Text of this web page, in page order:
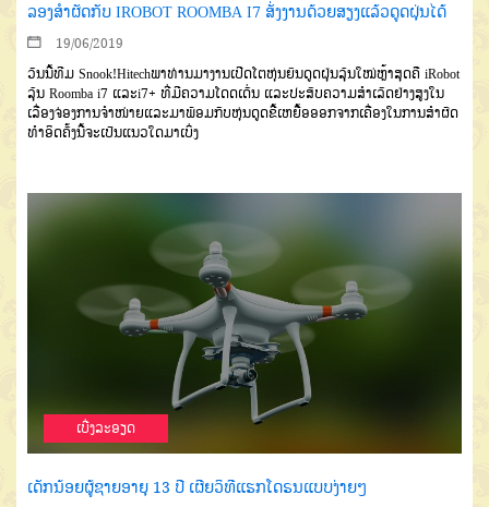
ລອງສຳຜັດກັບ IROBOT ROOMBA I7 ສັ່ງງານດ້ວຍສຽງແລ້ວດູດຝຸ່ນໄດ້
19/06/2019
ວັນນີ້ທີມ Snook!Hitechພາທ່ານມາງານເປີດໂຕຫຸ່ນຍົນດູດຝຸ່ນລຸ້ນໃໝ່ຫຼ້າສຸດຄື iRobot
ລຸ້ນ Roomba i7 ແລະi7+ ທີ່ມີຄວາມໂດດເດັ່ນ ແລະປະສົບຄວາມສຳເລັດຢ່າງສູງໃນ
ເລື່ອງຈ່ອງການຈຳໜ່າຍແລະມາພ້ອມກັບຫຸ່ນດູດຂີ້ເຫຍື້ອອອກຈາກເຄື່ອງໃນການສຳຜັດ
ທຳອິດຄັ້ງນີ້ຈະເປັນແນວໃດມາເບິ່ງ
ເບີ່ງລະອຽດ
ເດັກນ້ອຍຜູ້ຊາຍອາຍຸ 13 ປີ ເຜີຍວິທີແຮກໂດຣນແບບງ່າຍໆ